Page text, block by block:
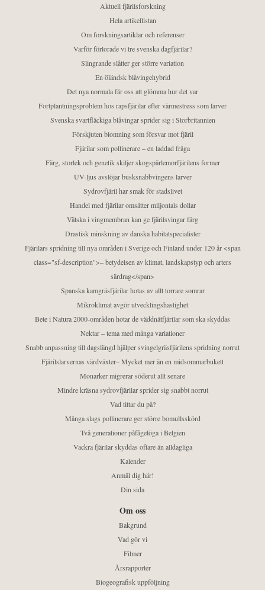
Aktuell fjärilsforskning
Hela artikellistan
Om forskningsartiklar och referenser
Varför förlorade vi tre svenska dagfjärilar?
Slingrande slåtter ger större variation
En öländsk blåvingehybrid
Det nya normala får oss att glömma hur det var
Fortplantningsproblem hos rapsfjärilar efter värmestress som larver
Svenska svartfläckiga blåvingar sprider sig i Storbritannien
Förskjuten blomning som försvar mot fjäril
Fjärilar som pollinerare – en laddad fråga
Färg, storlek och genetik skiljer skogspärlemorfjärilens former
UV-ljus avslöjar busksnabbvingens larver
Sydrovfjäril har smak för stadslivet
Handel med fjärilar omsätter miljontals dollar
Vätska i vingmembran kan ge fjärilsvingar färg
Drastisk minskning av danska habitatspecialister
Fjärilars spridning till nya områden i Sverige och Finland under 120 år <span
class="sf-description">– betydelsen av klimat, landskapstyp och arters
särdrag</span>
Spanska kamgräsfjärilar hotas av allt torrare somrar
Mikroklimat avgör utvecklingshastighet
Bete i Natura 2000-områden hotar de väddnätfjärilar som ska skyddas
Nektar – tema med många variationer
Snabb anpassning till dagslängd hjälper svingelgräsfjärilens spridning norrut
Fjärilslarvernas värdväxter– Mycket mer än en midsommarbukett
Monarker migrerar söderut allt senare
Mindre kräsna sydrovfjärilar sprider sig snabbt norrut
Vad tittar du på?
Många slags pollinerare ger större bomullsskörd
Två generationer påfågelöga i Belgien
Vackra fjärilar skyddas oftare än alldagliga
Kalender
Anmäl dig här!
Din sida
Om oss
Bakgrund
Vad gör vi
Filmer
Årsrapporter
Biogeografisk uppföljning